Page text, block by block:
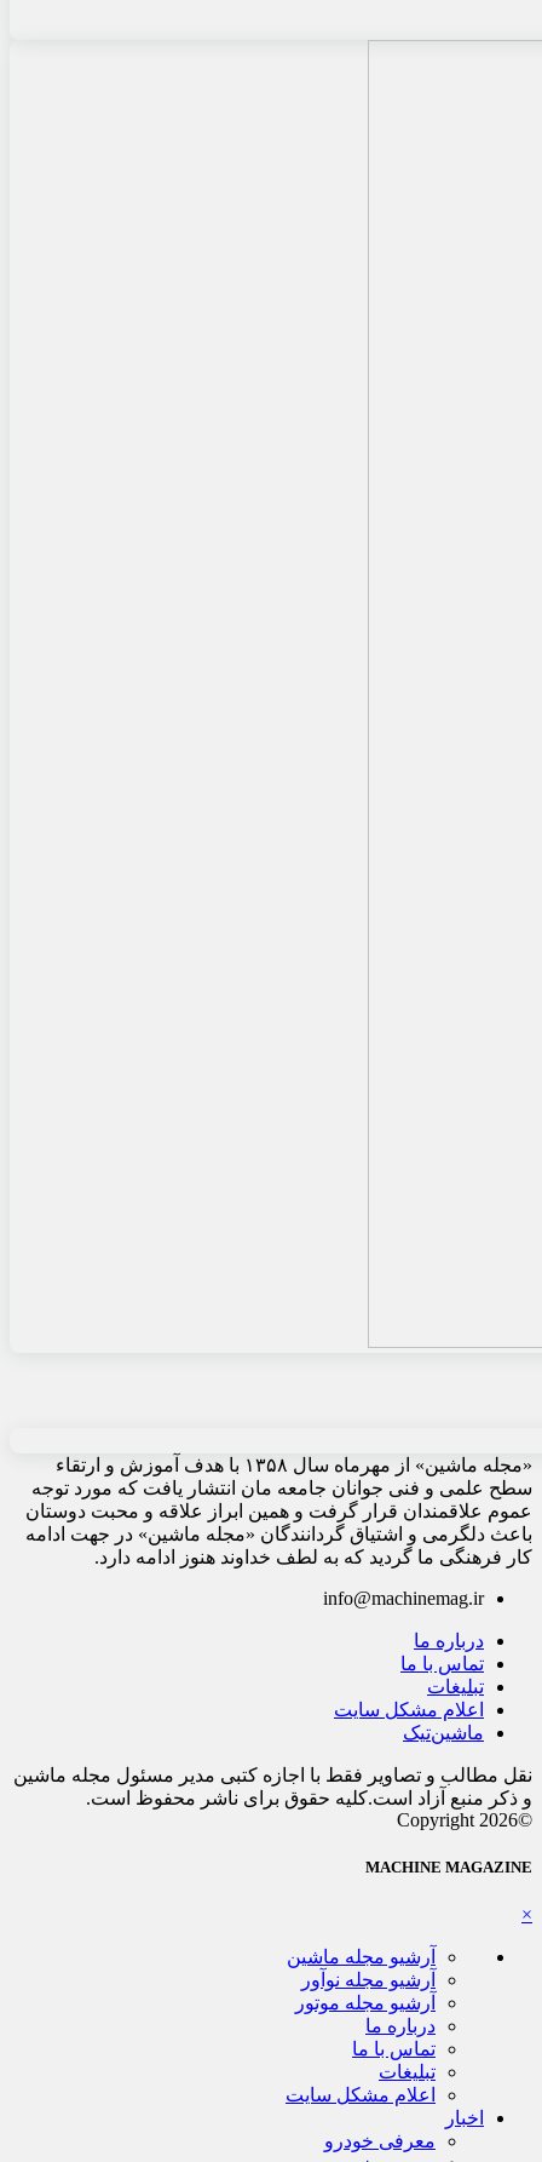
«مجله ماشین» از مهرماه سال ۱۳۵۸ با هدف آموزش و ارتقاء
سطح علمی و فنی جوانان جامعه مان انتشار یافت که مورد توجه
عموم علاقمندان قرار گرفت و همین ابراز علاقه و محبت دوستان
باعث دلگرمی و اشتیاق گردانندگان «مجله ماشین» در جهت ادامه
کار فرهنگی ما گردید که به لطف خداوند هنوز ادامه دارد.
info@machinemag.ir
درباره ما
تماس با ما
تبلیغات
اعلام مشکل سایت
ماشین‌تیک
نقل مطالب و تصاویر فقط با اجازه کتبی مدیر مسئول مجله ماشین
و ذکر منبع آزاد است.کلیه حقوق برای ناشر محفوظ است.
©Copyright 2026
MACHINE MAGAZINE
×
آرشیو مجله ماشین
آرشیو مجله نوآور
آرشیو مجله موتور
درباره ما
تماس با ما
تبلیغات
اعلام مشکل سایت
اخبار
معرفی خودرو